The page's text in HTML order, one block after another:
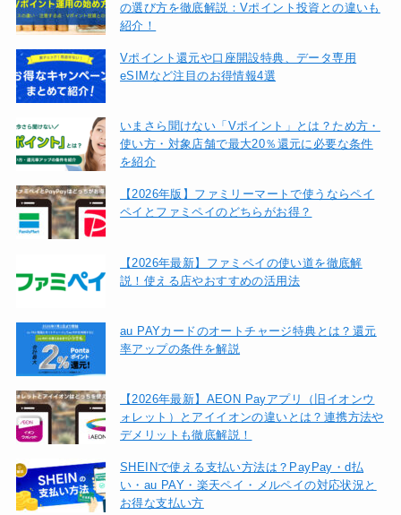
の選び方を徹底解説：Vポイント投資との違いも
紹介！
Vポイント還元や口座開設特典、データ専用
eSIMなど注目のお得情報4選
いまさら聞けない「Vポイント」とは？ため方・
使い方・対象店舗で最大20％還元に必要な条件
を紹介
【2026年版】ファミリーマートで使うならペイ
ペイとファミペイのどちらがお得？
【2026年最新】ファミペイの使い道を徹底解
説！使える店やおすすめの活用法
au PAYカードのオートチャージ特典とは？還元
率アップの条件を解説
【2026年最新】AEON Payアプリ（旧イオンウ
ォレット）とアイイオンの違いとは？連携方法や
デメリットも徹底解説！
SHEINで使える支払い方法は？PayPay・d払
い・au PAY・楽天ペイ・メルペイの対応状況と
お得な支払い方